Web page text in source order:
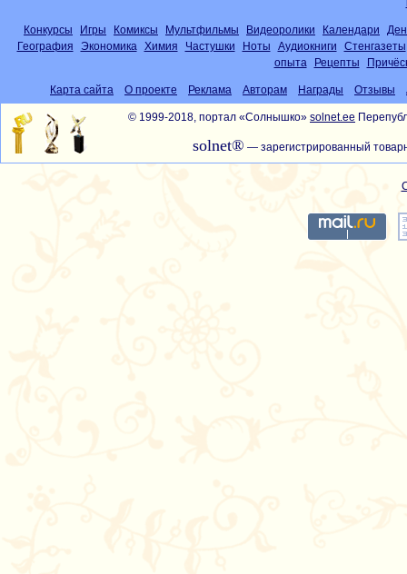
Конкурсы Игры Комиксы Мультфильмы Видеоролики Календари
География
Экономика Химия Частушки Ноты Аудиокниги
Стенгазеты
опыта
Рецепты
Карта сайта О проекте Реклама Авторам Награды Отзывы
© 1999-2018, портал «Солнышко» solnet.ee
solnet® — зарегистрированный